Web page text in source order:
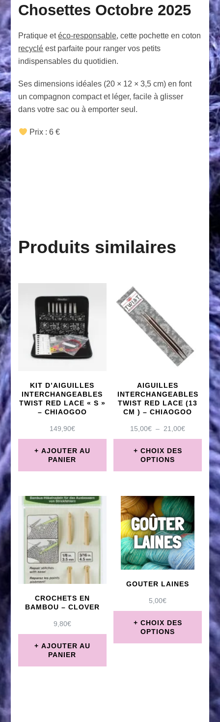
Chosettes Octobre 2025
Pratique etéco-responsable, cette pochette en coton
recyclé est parfaite pour ranger vos petits
indispensables du quotidien.
Ses dimensions idéales (20 × 12 × 3,5 cm) en font
un compagnon compact et léger, facile à glisser
dans votre sac ou à emporter seul.
Prix : 6 €
Produits similaires
KIT D’AIGUILLES
INTERCHANGEABLES
TWIST RED LACE « S »
– CHIAOGOO
149,90€
AJOUTER AU
PANIER
AIGUILLES
INTERCHANGEABLES
TWIST RED LACE (13
CM ) – CHIAOGOO
15,00€ – 21,00€PLAGE
DE
À
CHOIX DES
OPTIONS
produit
a
plusieurs
variations.
Les
être
choisies
sur
CROCHETS EN
BAMBOU – CLOVER
9,80€
AJOUTER AU
PANIER
GOUTER LAINES
5,00€
CHOIX DES
OPTIONS